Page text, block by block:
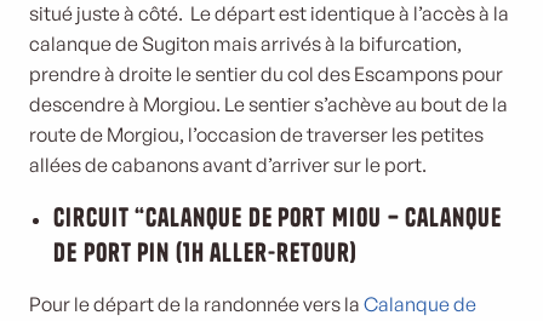
situé juste à côté. Le départ est identique à l’accès à la
calanque de Sugiton mais arrivés à la bifurcation,
prendre à droite le sentier du col des Escampons pour
descendre à Morgiou. Le sentier s’achève au bout de la
route de Morgiou, l’occasion de traverser les petites
allées de cabanons avant d’arriver sur le port.
Circuit “Calanque de Port Miou – Calanque
de Port Pin (1h aller-retour)
Pour le départ de la randonnée vers la Calanque de